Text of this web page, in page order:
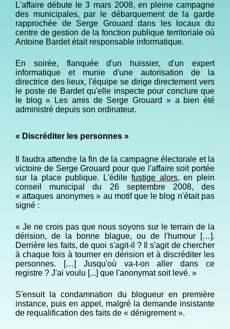
L'affaire débute le 3 mars 2008, en pleine campagne
des municipales, par le débarquement de la garde
rapprochée de Serge Grouard dans les locaux du
centre de gestion de la fonction publique territoriale où
Antoine Bardet était responsable informatique.
En soirée, flanquée d'un huissier, d'un expert
informatique et munie d'une autorisation de la
directrice des lieux, l'équipe se dirige directement vers
le poste de Bardet qu'elle inspecte pour conclure que
le blog « Les amis de Serge Grouard » a bien été
administré depuis son ordinateur.
« Discréditer les personnes »
Il faudra attendre la fin de la campagne électorale et la
victoire de Serge Grouard pour que l'affaire soit portée
sur la place publique. L'édile fustige alors, en plein
conseil municipal du 26 septembre 2008, des
« attaques anonymes » au motif que le blog n'était pas
signé :
« Je ne crois pas que nous soyons sur le terrain de la
dérision, de la bonne blague, ou de l'humour […].
Derrière les faits, de quoi s'agit-il ? Il s'agit de chercher
à chaque fois à tourner en dérision et à discréditer les
personnes. […] Jusqu'où va-t-on aller dans ce
registre ? J'ai voulu [...] que l'anonymat soit levé. »
S'ensuit la condamnation du blogueur en première
instance, puis en appel, malgré la demande insistante
de requalification des faits de « dénigrement ».